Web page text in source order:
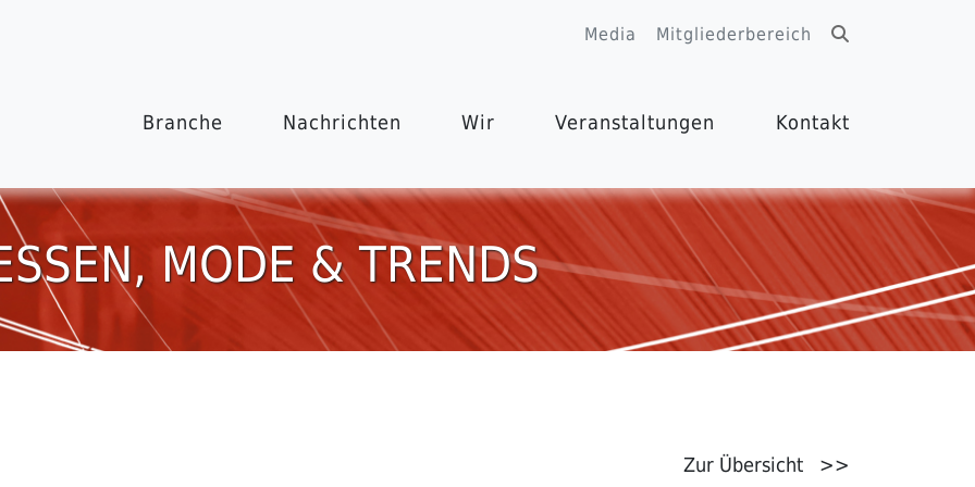
Media Mitgliederbereich
Branche Nachrichten Wir Veranstaltungen Kontakt
MODE & TRENDS
Zur Übersicht >>